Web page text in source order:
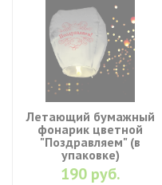
Летающий бумажный
фонарик цветной
"Поздравляем" (в
упаковке)
190 руб.